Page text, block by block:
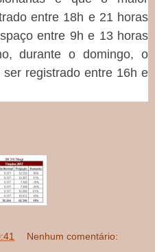
entre 18h e 21 horas
entre 9h e 13 horas
durante o domingo, o
registrado entre 16h e
Nenhum comentário: